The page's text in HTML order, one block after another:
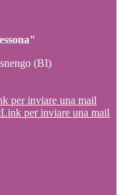
(BI)
per inviare una mail
Link per inviare una mail